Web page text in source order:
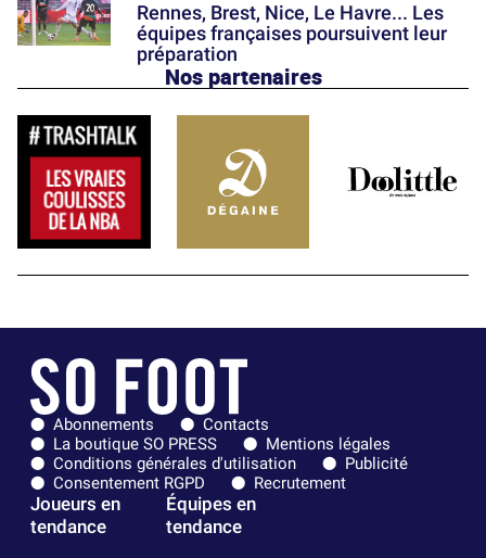
Rennes, Brest, Nice, Le Havre... Les
équipes françaises poursuivent leur
préparation
Nos partenaires
Abonnements
Contacts
La boutique SO PRESS
Mentions légales
Conditions générales d'utilisation
Publicité
Consentement RGPD
Recrutement
Joueurs en
tendance
Équipes en
tendance